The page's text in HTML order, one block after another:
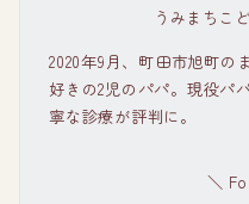
うみまちこ
2020年9月、町田市旭町の
好きの2児のパパ。現役パ
寧な診療が評判に。
＼